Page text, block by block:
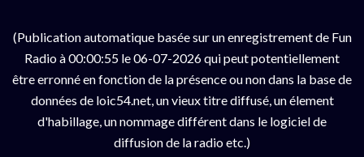
(Publication automatique basée sur un enregistrement de Fun
Radio à 00:00:55 le 06-07-2026 qui peut potentiellement
être erronné en fonction de la présence ou non dans la base de
données de loic54.net, un vieux titre diffusé, un élement
d'habillage, un nommage différent dans le logiciel de
diffusion de la radio etc.)